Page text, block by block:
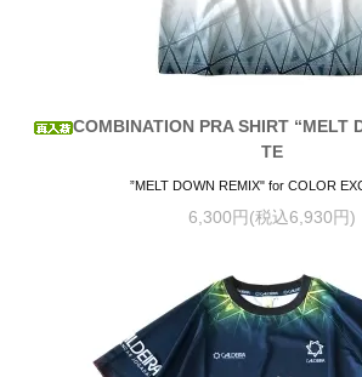
COMBINATION PRA SHIRT “MELT
TE
”MELT DOWN REMIX" for COLOR
6,300円(税込6,930円)